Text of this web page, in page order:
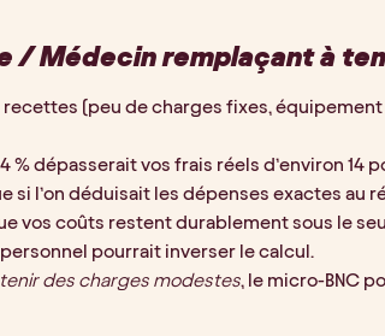
/ Médecin remplaçant à
recettes (peu de charges fixes,
% dépasserait vos frais réels d’environ 14
si l’on déduisait les dépenses exactes au
vos coûts restent durablement sous le
pourrait inverser le calcul.
des charges modestes, le micro-BNC